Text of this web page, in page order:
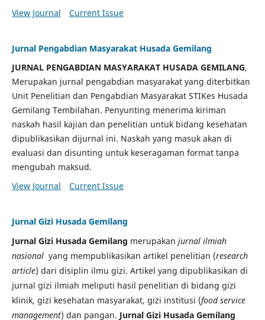
View Journal
Current Issue
Jurnal Pengabdian Masyarakat Husada Gemilang
JURNAL PENGABDIAN MASYARAKAT HUSADA GEMILANG,
Merupakan jurnal pengabdian masyarakat yang diterbitkan
Unit Penelitian dan Pengabdian Masyarakat STIKes Husada
Gemilang Tembilahan. Penyunting menerima kiriman
naskah hasil kajian dan penelitian untuk bidang kesehatan
dipublikasikan dijurnal ini. Naskah yang masuk akan di
evaluasi dan disunting untuk keseragaman format tanpa
mengubah maksud.
View Journal
Current Issue
Jurnal Gizi Husada Gemilang
Jurnal Gizi Husada Gemilang merupakan jurnal ilmiah
nasionalyang mempublikasikan artikel penelitian (research
article) dari disiplin ilmu gizi. Artikel yang dipublikasikan di
jurnal gizi ilmiah meliputi hasil penelitian di bidang gizi
klinik, gizi kesehatan masyarakat, gizi institusi (food service
management) dan pangan. Jurnal Gizi Husada Gemilang